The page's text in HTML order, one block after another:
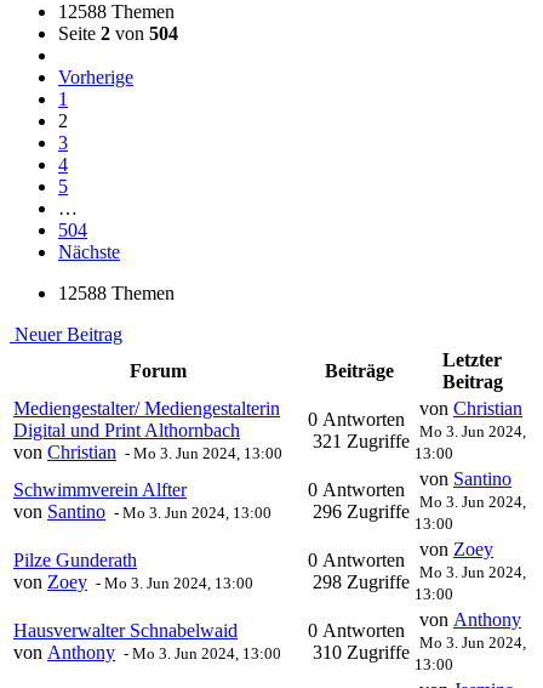
12588 Themen
Seite 2 von 504
Vorherige
1
2
3
4
5
…
504
Nächste
12588 Themen
Neuer Beitrag
Forum
Beiträge
Letzter
Beitrag
Mediengestalter/ Mediengestalterin
Digital und Print Althornbach
von Christian - Mo 3. Jun 2024, 13:00
0 Antworten
321 Zugriffe
von Christian
Mo 3. Jun 2024,
13:00
Schwimmverein Alfter
von Santino - Mo 3. Jun 2024, 13:00
0 Antworten
296 Zugriffe
von Santino
Mo 3. Jun 2024,
13:00
Pilze Gunderath
von Zoey - Mo 3. Jun 2024, 13:00
0 Antworten
298 Zugriffe
von Zoey
Mo 3. Jun 2024,
13:00
Hausverwalter Schnabelwaid
von Anthony - Mo 3. Jun 2024, 13:00
0 Antworten
310 Zugriffe
von Anthony
Mo 3. Jun 2024,
13:00